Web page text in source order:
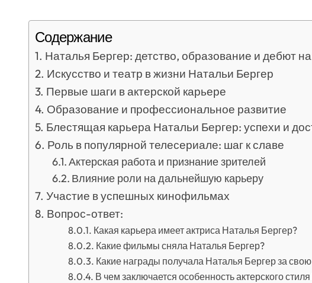
Содержание
Наталья Бергер: детство, образование и дебют
Искусство и театр в жизни Натальи Бергер
Первые шаги в актерской карьере
Образование и профессиональное развитие
Блестящая карьера Натальи Бергер: успехи и
Роль в популярной телесериале: шаг к славе
Актерская работа и признание зрителей
Влияние роли на дальнейшую карьеру
Участие в успешных кинофильмах
Вопрос-ответ:
Какая карьера имеет актриса Наталья Бергер?
Какие фильмы сняла Наталья Бергер?
Какие награды получала Наталья Бергер за
В чем заключается особенность актерского